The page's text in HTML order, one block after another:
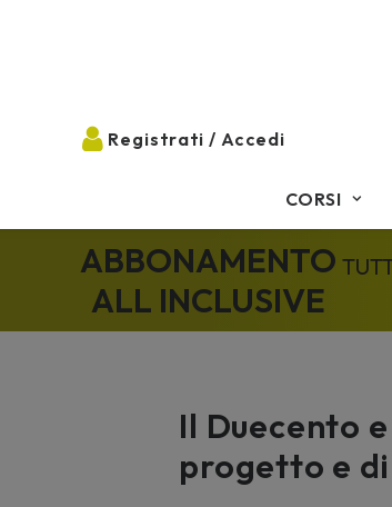
CORSI
ABBONAMENTO
ALL INCLUSIVE
Il Duecento
progetto e